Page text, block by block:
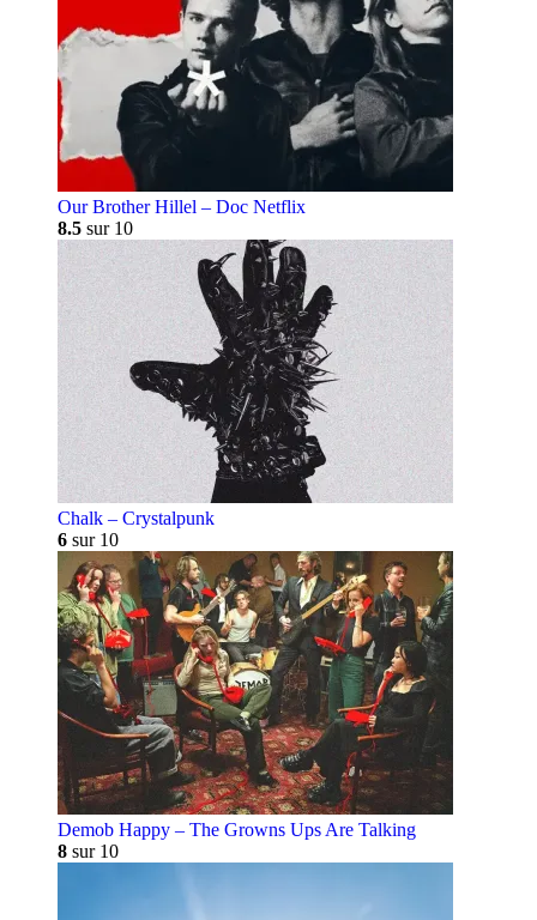
Our Brother Hillel – Doc Netflix
8.5 sur 10
Chalk – Crystalpunk
6 sur 10
Demob Happy – The Growns Ups Are Talking
8 sur 10